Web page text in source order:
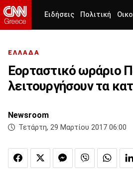
Ειδήσεις Πολιτική
ΕΛΛΑΔΑ
Εορταστικό ωράριο
λειτουργήσουν τα
Newsroom
Τετάρτη, 29 Μαρτίου 2017 06:00